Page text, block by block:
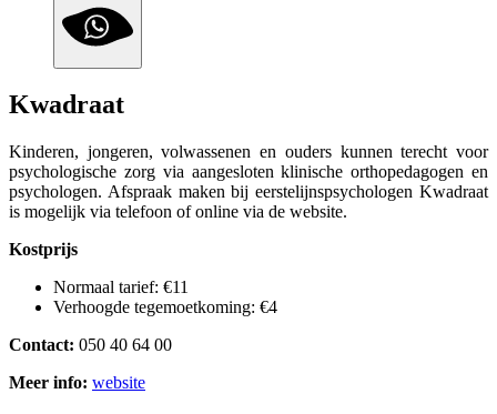
Kwadraat
Kinderen, jongeren, volwassenen en ouders kunnen terecht voor
psychologische zorg via aangesloten klinische orthopedagogen en
psychologen. Afspraak maken bij eerstelijnspsychologen Kwadraat
is mogelijk via telefoon of online via de website.
Kostprijs
Normaal tarief: €11
Verhoogde tegemoetkoming: €4
Contact: 050 40 64 00
Meer info: website